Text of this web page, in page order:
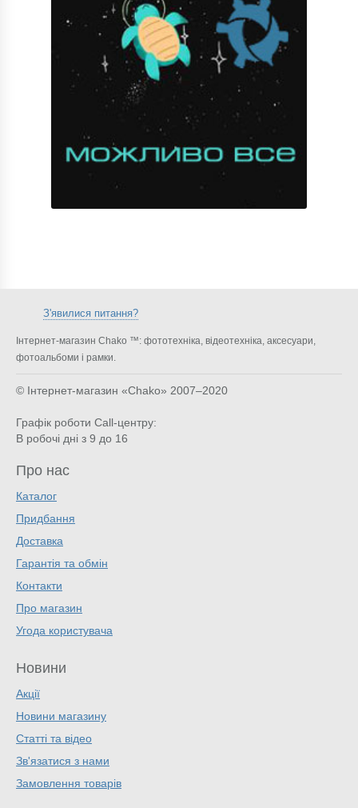
З'явилися питання?
Інтернет-магазин Chako ™: фототехніка, відеотехніка, аксесуари,
фотоальбоми і рамки.
© Інтернет-магазин «Chako» 2007–2020
Графік роботи Call-центру:
В робочі дні з 9 до 16
Про нас
Каталог
Придбання
Доставка
Гарантія та обмін
Контакти
Про магазин
Угода користувача
Новини
Акції
Новини магазину
Статті та відео
Зв'язатися з нами
Замовлення товарів